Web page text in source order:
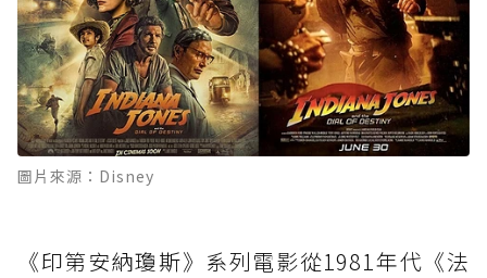
圖片來源：Disney
《印第安納瓊斯》系列電影從1981年代《法